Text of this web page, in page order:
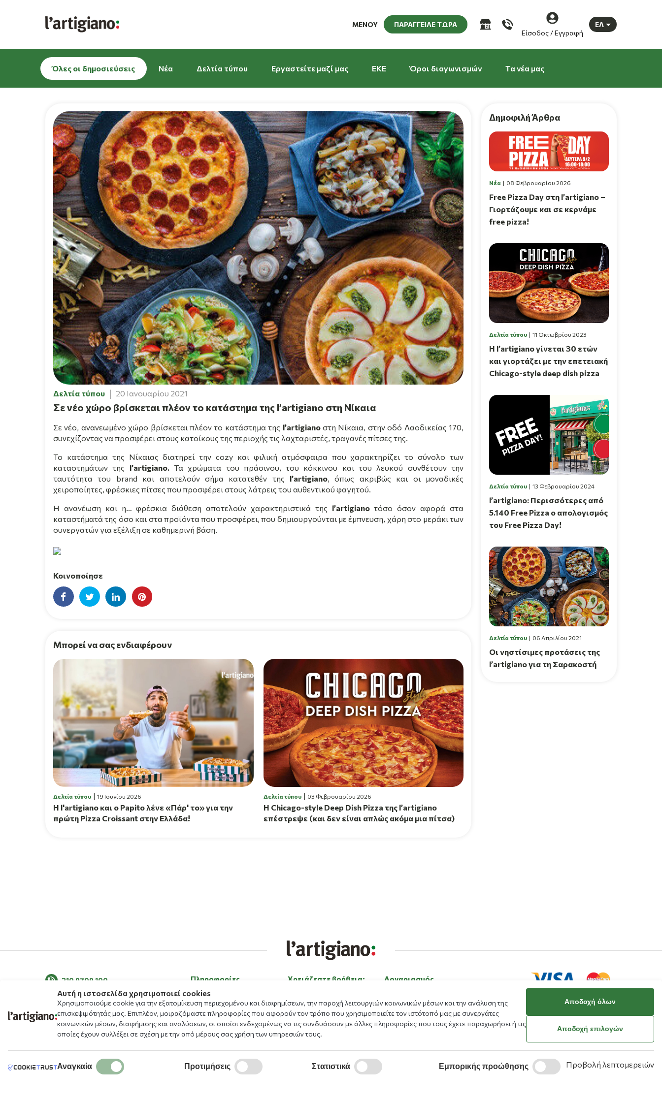
ΜΕΝΟΥ
ΠΑΡΑΓΓΕΙΛΕ ΤΩΡΑ
Είσοδος / Εγγραφή
ΕΛ
Όλες οι δημοσιεύσεις Νέα Δελτία τύπου Εργαστείτε μαζί μας EKE Όροι διαγωνισμών Τα νέα μας
Δελτία τύπου 20 Ιανουαρίου 2021
Σε νέο χώρο βρίσκεται πλέον το κατάστημα της l’artigiano στη Νίκαια
Σε νέο, ανανεωμένο χώρο βρίσκεται πλέον το κατάστημα της l’artigiano στη Νίκαια, στην οδό Λαοδικείας 170,
συνεχίζοντας να προσφέρει στους κατοίκους της περιοχής τις λαχταριστές, τραγανές πίτσες της.
Το κατάστημα της Νίκαιας διατηρεί τηνcozy και φιλική ατμόσφαιρα που χαρακτηρίζει το σύνολο των
καταστημάτων της l’artigiano. Τα χρώματα του πράσινου, του κόκκινου και του λευκού συνθέτουν την
ταυτότητα του brand και αποτελούν σήμα κατατεθέν της l’artigiano, όπως ακριβώς και οι μοναδικές
χειροποίητες, φρέσκιες πίτσες που προσφέρει στους λάτρεις του αυθεντικού φαγητού.
Η ανανέωση και η… φρέσκια διάθεση αποτελούν χαρακτηριστικά της l’artigiano τόσο όσον αφορά στα
καταστήματά της όσο και στα προϊόντα που προσφέρει, που δημιουργούνται με έμπνευση, χάρη στο μεράκι των
συνεργατών για εξέλιξη σε καθημερινή βάση.
Κοινοποίησε
Μπορεί να σας ενδιαφέρουν
Δελτία τύπου 19 Ιουνίου 2026
H l'artigiano και ο Papito λένε «Πάρ' το» για την
πρώτη Pizza Croissant στην Ελλάδα!
Δελτία τύπου 03 Φεβρουαρίου 2026
Η Chicago-style Deep Dish Pizza της l’artigiano
επέστρεψε (και δεν είναι απλώς ακόμα μια πίτσα)
Δημοφιλή Άρθρα
Νέα 08 Φεβρουαρίου 2026
Free Pizza Day στη l’artigiano –
Γιορτάζουμε και σε κερνάμε
free pizza!
Δελτία τύπου 11 Οκτωβρίου 2023
Η l’artigiano γίνεται 30 ετών
και γιορτάζει με την επετειακή
Chicago-style deep dish pizza
Δελτία τύπου 13 Φεβρουαρίου 2024
l’artigiano: Περισσότερες από
5.140 Free Pizza ο απολογισμός
του Free Pizza Day!
Δελτία τύπου 06 Απριλίου 2021
Οι νηστίσιμες προτάσεις της
l’artigiano για τη Σαρακοστή
210 9709 100 Πληροφορίες
Σχετικά με εμάς
Τα νέα μας
Blog
Μενού
Αλλεργιογόνα
Καταστήματα
Δωρεάν Εκπαιδευτικό
Χρειάζεστε βοήθεια;
Εργαστείτε με εμάς
Μέθοδοι πληρωμής
Λογαριασμός
Εγγραφή
Ξέχασα τον κωδικό μου
Αυτή η ιστοσελίδα χρησιμοποιεί cookies
Χρησιμοποιούμε cookie για την εξατομίκευση περιεχομένου και διαφημίσεων, την παροχή λειτουργιών κοινωνικών μέσων και την ανάλυση της
επισκεψιμότητάς μας. Επιπλέον, μοιραζόμαστε πληροφορίες που αφορούν τον τρόπο που χρησιμοποιείτε τον ιστότοπό μας με συνεργάτες
κοινωνικών μέσων, διαφήμισης και αναλύσεων, οι οποίοι ενδεχομένως να τις συνδυάσουν με άλλες πληροφορίες που τους έχετε παραχωρήσει ή τις
οποίες έχουν συλλέξει σε σχέση με την από μέρους σας χρήση των υπηρεσιών τους.
Αποδοχή όλων
Αποδοχή επιλογών
Αναγκαία Προτιμήσεις Στατιστικά Εμπορικής προώθησης Προβολή λεπτομερειών